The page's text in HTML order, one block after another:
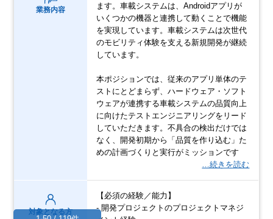
業務内容
ます。車載システムは、Androidアプリが
いくつかの機器と連携して動くことで機能
を実現しています。車載システムは次世代
のモビリティ体験を支える新規開発が継続
しています。
本ポジションでは、従来のアプリ単体のテ
ストにとどまらず、ハードウェア・ソフト
ウェアが連携する車載システムの品質向上
に向けたテストエンジニアリングをリード
していただきます。不具合の検出だけでは
なく、開発初期から「品質を作り込む」た
めの計画づくりと実行がミッションです
…続きを読む
対象となる方
【必須の経験／能力】
- 開発プロジェクトのプロジェクトマネジ